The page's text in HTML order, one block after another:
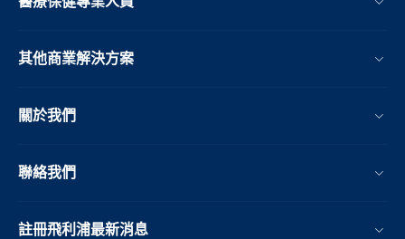
其他商業解決方案
關於我們
聯絡我們
註冊飛利浦最新消息